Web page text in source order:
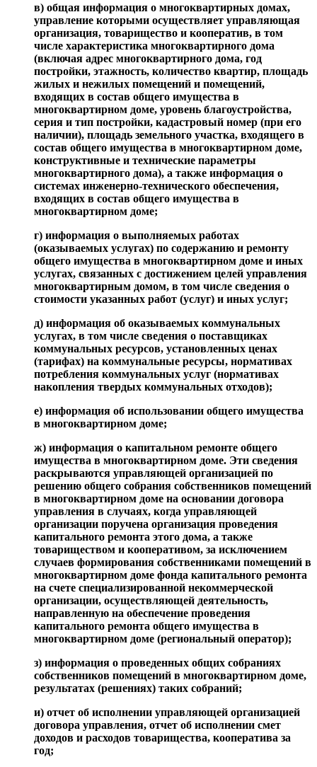
в) общая информация о многоквартирных домах,
управление которыми осуществляет управляющая
организация, товарищество и кооператив, в том
числе характеристика многоквартирного дома
(включая адрес многоквартирного дома, год
постройки, этажность, количество квартир, площадь
жилых и нежилых помещений и помещений,
входящих в состав общего имущества в
многоквартирном доме, уровень благоустройства,
серия и тип постройки, кадастровый номер (при его
наличии), площадь земельного участка, входящего в
состав общего имущества в многоквартирном доме,
конструктивные и технические параметры
многоквартирного дома), а также информация о
системах инженерно-технического обеспечения,
входящих в состав общего имущества в
многоквартирном доме;
г) информация о выполняемых работах
(оказываемых услугах) по содержанию и ремонту
общего имущества в многоквартирном доме и иных
услугах, связанных с достижением целей управления
многоквартирным домом, в том числе сведения о
стоимости указанных работ (услуг) и иных услуг;
д) информация об оказываемых коммунальных
услугах, в том числе сведения о поставщиках
коммунальных ресурсов, установленных ценах
(тарифах) на коммунальные ресурсы, нормативах
потребления коммунальных услуг (нормативах
накопления твердых коммунальных отходов);
е) информация об использовании общего имущества
в многоквартирном доме;
ж) информация о капитальном ремонте общего
имущества в многоквартирном доме. Эти сведения
раскрываются управляющей организацией по
решению общего собрания собственников помещений
в многоквартирном доме на основании договора
управления в случаях, когда управляющей
организации поручена организация проведения
капитального ремонта этого дома, а также
товариществом и кооперативом, за исключением
случаев формирования собственниками помещений в
многоквартирном доме фонда капитального ремонта
на счете специализированной некоммерческой
организации, осуществляющей деятельность,
направленную на обеспечение проведения
капитального ремонта общего имущества в
многоквартирном доме (региональный оператор);
з) информация о проведенных общих собраниях
собственников помещений в многоквартирном доме,
результатах (решениях) таких собраний;
и) отчет об исполнении управляющей организацией
договора управления, отчет об исполнении смет
доходов и расходов товарищества, кооператива за
год;